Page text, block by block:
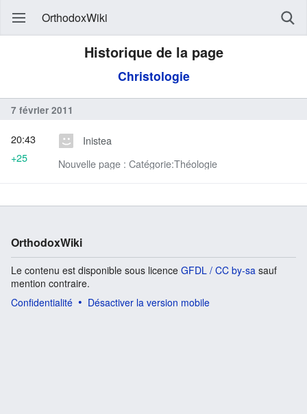
OrthodoxWiki
Historique de la page
Christologie
7 février 2011
Inistea
Nouvelle page : Catégorie:Théologie
20:43
+25
OrthodoxWiki
Le contenu est disponible sous licence GFDL / CC by-sa sauf
mention contraire.
Confidentialité
Désactiver la version mobile